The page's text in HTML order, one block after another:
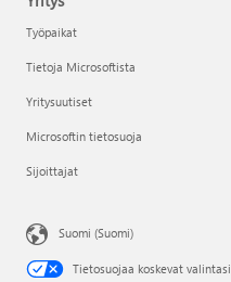
Työpaikat
Tietoja Microsoftista
Yritysuutiset
Microsoftin tietosuoja
Sijoittajat
Suomi (Suomi)
Tietosuojaa koskevat valintasi